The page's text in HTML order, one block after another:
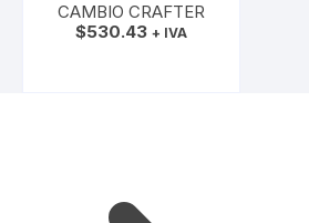
CAMBIO CRAFTER
$530.43 + IVA